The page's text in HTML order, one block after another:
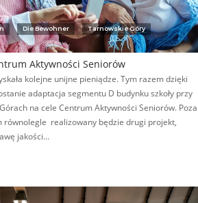
Die Bewohner Tarnowskie Góry
Aktywności Seniorów
kolejne unijne pieniądze. Tym razem dzięki
adaptacja segmentu D budynku szkoły przy
na cele Centrum Aktywności Seniorów. Poza
realizowany będzie drugi projekt,
jakości…